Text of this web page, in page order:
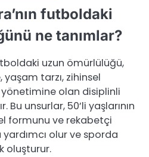
futboldaki
ne tanımlar?
uzun ömürlülüğü,
tarzı, zihinsel
yönetimine olan disiplinli
Bu unsurlar, 50’li yaşlarının
formunu ve rekabetçi
yardımcı olur ve sporda
oluşturur.